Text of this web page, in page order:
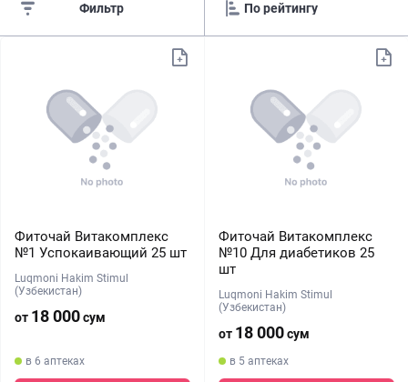
Фильтр
Фиточай Витакомплекс
№1 Успокаивающий 25 шт
Luqmoni Hakim Stimul
(Узбекистан)
от 18 000сум
в 6 аптеках
Фиточай Витакомплекс
№10 Для диабетиков 25
шт
Luqmoni Hakim Stimul
(Узбекистан)
от 18 000сум
в 5 аптеках